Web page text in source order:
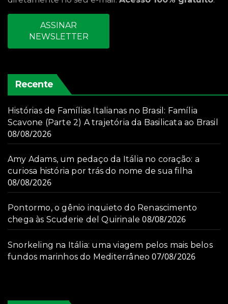
ASSINAR
NEWSLETTER
Recente
Histórias de Famílias Italianas no Brasil: Família
Scavone (Parte 2) A trajetória da Basilicata ao Brasil
08/08/2026
Amy Adams, um pedaço da Itália no coração: a
curiosa história por trás do nome de sua filha
08/08/2026
Pontormo, o gênio inquieto do Renascimento
chega às Scuderie del Quirinale 08/08/2026
Snorkeling na Itália: uma viagem pelos mais belos
fundos marinhos do Mediterrâneo 07/08/2026